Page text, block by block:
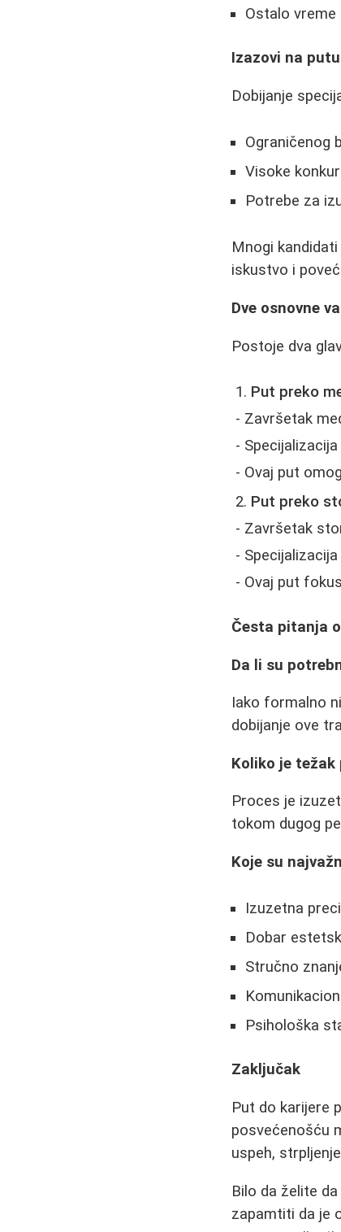
Ostalo
Izazovi na
Dobijanje
Ograničenog
Visoke
Potrebe za
Mnogi
iskustvo i
Dve osnovne
Postoje dva
Put preko
- Završetak
-
- Ovaj put
Put preko
- Završetak
-
- Ovaj put
Česta pitanja
Da li su
Iako formalno
dobijanje ove
Koliko je težak
Proces je
tokom dugog
Koje su
Izuzetna
Dobar
Stručno
Psihološka
Zaključak
Put do karijere
posvećenošću
uspeh,
Bilo da želite
zapamtiti da je